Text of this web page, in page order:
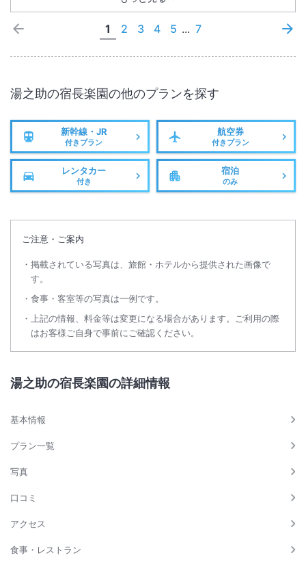
1 2 3 4 5 ... 7
湯之助の宿長楽園の他のプランを探す
新幹線・JR
付きプラン
航空券
付きプラン
レンタカー
付き
宿泊
のみ
ご注意・ご案内
掲載されている写真は、旅館・ホテルから提供された画像で
す。
食事・客室等の写真は一例です。
上記の情報、料金等は変更になる場合があります。ご利用の際
はお客様ご自身で事前にご確認ください。
湯之助の宿長楽園の詳細情報
基本情報
プラン一覧
写真
口コミ
アクセス
食事・レストラン